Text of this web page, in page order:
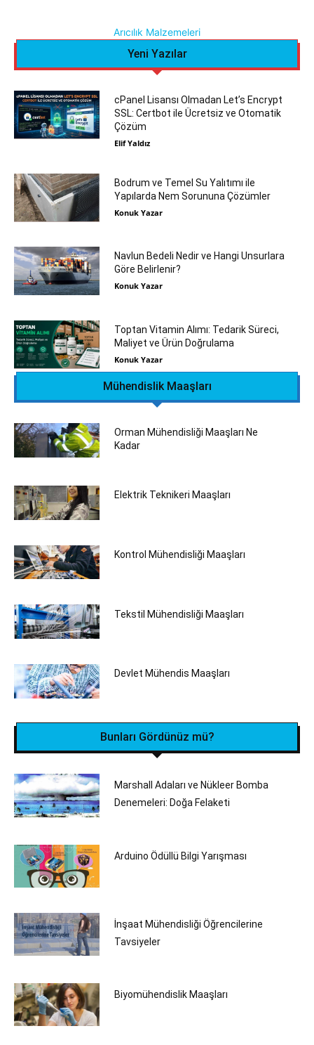
Arıcılık Malzemeleri
Yeni Yazılar
cPanel Lisansı Olmadan Let’s Encrypt
SSL: Certbot ile Ücretsiz ve Otomatik
Çözüm
Elif Yaldız
Bodrum ve Temel Su Yalıtımı ile
Yapılarda Nem Sorununa Çözümler
Konuk Yazar
Navlun Bedeli Nedir ve Hangi Unsurlara
Göre Belirlenir?
Konuk Yazar
Toptan Vitamin Alımı: Tedarik Süreci,
Maliyet ve Ürün Doğrulama
Konuk Yazar
Mühendislik Maaşları
Orman Mühendisliği Maaşları Ne
Kadar
Elektrik Teknikeri Maaşları
Kontrol Mühendisliği Maaşları
Tekstil Mühendisliği‎ Maaşları
Devlet Mühendis Maaşları
Bunları Gördünüz mü?
Marshall Adaları ve Nükleer Bomba
Denemeleri: Doğa Felaketi
Arduino Ödüllü Bilgi Yarışması
İnşaat Mühendisliği Öğrencilerine
Tavsiyeler
Biyomühendislik Maaşları